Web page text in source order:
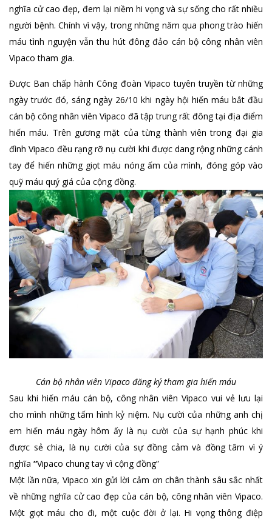
nghĩa cử cao đẹp, đem lại niềm hi vọng và sự sống cho rất nhiều
người bệnh. Chính vì vậy, trong những năm qua phong trào hiến
máu tình nguyện vẫn thu hút đông đảo cán bộ công nhân viên
Vipaco tham gia.
Được Ban chấp hành Công đoàn Vipaco tuyên truyền từ những
ngày trước đó, sáng ngày 26/10 khi ngày hội hiến máu bắt đầu
cán bộ công nhân viên Vipaco đã tập trung rất đông tại địa điểm
hiến máu. Trên gương mặt của từng thành viên trong đại gia
đình Vipaco đều rạng rỡ nụ cười khi được dang rộng những cánh
tay để hiến những giọt máu nóng ấm của mình, đóng góp vào
quỹ máu quý giá của cộng đồng.
Cán bộ nhân viên Vipaco đăng ký tham gia hiến máu
Sau khi hiến máu cán bộ, công nhân viên Vipaco vui vẻ lưu lại
cho mình những tấm hình kỷ niệm. Nụ cười của những anh chị
em hiến máu ngày hôm ấy là nụ cười của sự hạnh phúc khi
được sẻ chia, là nụ cười của sự đồng cảm và đồng tâm vì ý
nghĩa “Vipaco chung tay vì cộng đồng”
Một lần nữa, Vipaco xin gửi lời cảm ơn chân thành sâu sắc nhất
về những nghĩa cử cao đẹp của cán bộ, công nhân viên Vipaco.
Một giọt máu cho đi, một cuộc đời ở lại. Hi vọng thông điệp